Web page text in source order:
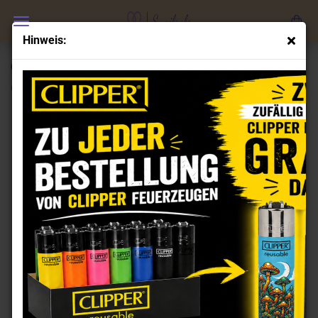
Hinweis:
Clipper Feuerzeuge Set Astronauten 2
(Art.Nr.:CL100730)